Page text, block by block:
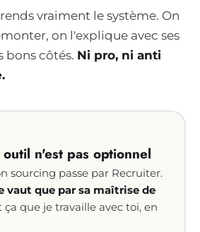
vraiment le système. On
on l'explique avec ses
bons côtés. Ni pro, ni anti
n'est pas optionnel
sourcing passe par Recruiter.
vaut que par sa maîtrise de
ça que je travaille avec toi, en